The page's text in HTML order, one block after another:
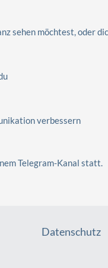
sehen möchtest, oder
verbessern
Telegram-Kanal statt.
Datenschutz